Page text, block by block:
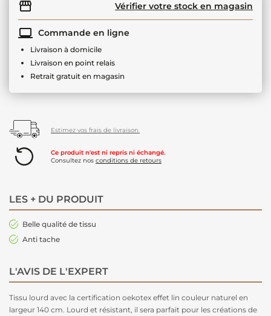
Vérifier votre stock en magasin
Commande en ligne
Livraison à domicile
Livraison en point relais
Retrait gratuit en magasin
Estimez vos frais de livraison.
Ce produit n'est ni repris ni échangé.
Consultez nos conditions de retours
LES + DU PRODUIT
Belle qualité de tissu
Anti tache
L'AVIS DE L'EXPERT
Tissu lourd avec la certification oekotex effet lin couleur naturel en
largeur 140 cm. Lourd et résistant, il sera parfait pour les créations de